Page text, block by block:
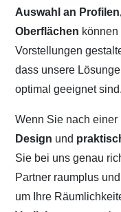
Auswahl an
Oberflächen
Vorstellungen
dass unsere
optimal geeignet sind.
Wenn Sie nach
Design und
Sie bei uns genau
Partner raumplus
um Ihre